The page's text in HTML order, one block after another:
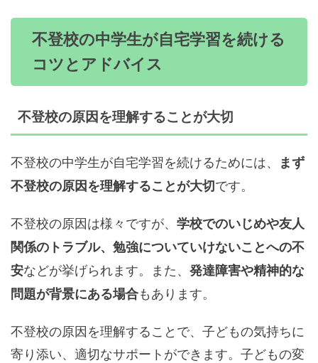
不登校の中学生が自宅学習を続ける
コツとアドバイス
不登校の原因を理解することが大切
不登校の中学生が自宅学習を続けるためには、
まず
不登校の原因を理解することが大切です。
不登校の原因は様々ですが、 学校でのいじめや友人
関係のトラブル、勉強についていけないことへの不
安などが挙げられます。また、 発達障害や精神的な
問題が背景にある場合もあります。
不登校の原因を理解することで、子どもの気持ちに
寄り添い、適切なサポートができます。子どもの変